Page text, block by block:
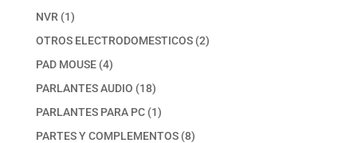
NVR 11
producto
OTROS ELECTRODOMESTICOS 22
PAD MOUSE 44
productos
PARLANTES AUDIO 1818
productos
PARLANTES PARA PC 11
producto
PARTES Y COMPLEMENTOS 88